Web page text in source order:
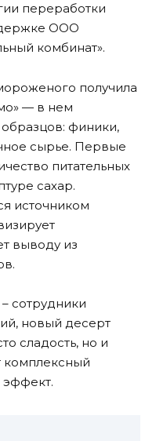
переработки
ООО
комбинат».
получила
— в нем
финики,
сырье. Первые
питательных
сахар.
источником
выводу из
сотрудники
новый десерт
сладость, но и
комплексный